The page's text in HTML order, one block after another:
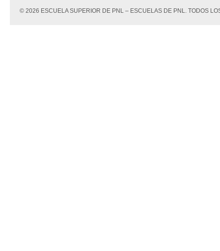
© 2026 ESCUELA SUPERIOR DE PNL – ESCUELAS DE PNL. TODOS